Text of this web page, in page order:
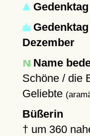
Dezember
Name
Schöne / die
Geliebte
Büßerin
† um 360